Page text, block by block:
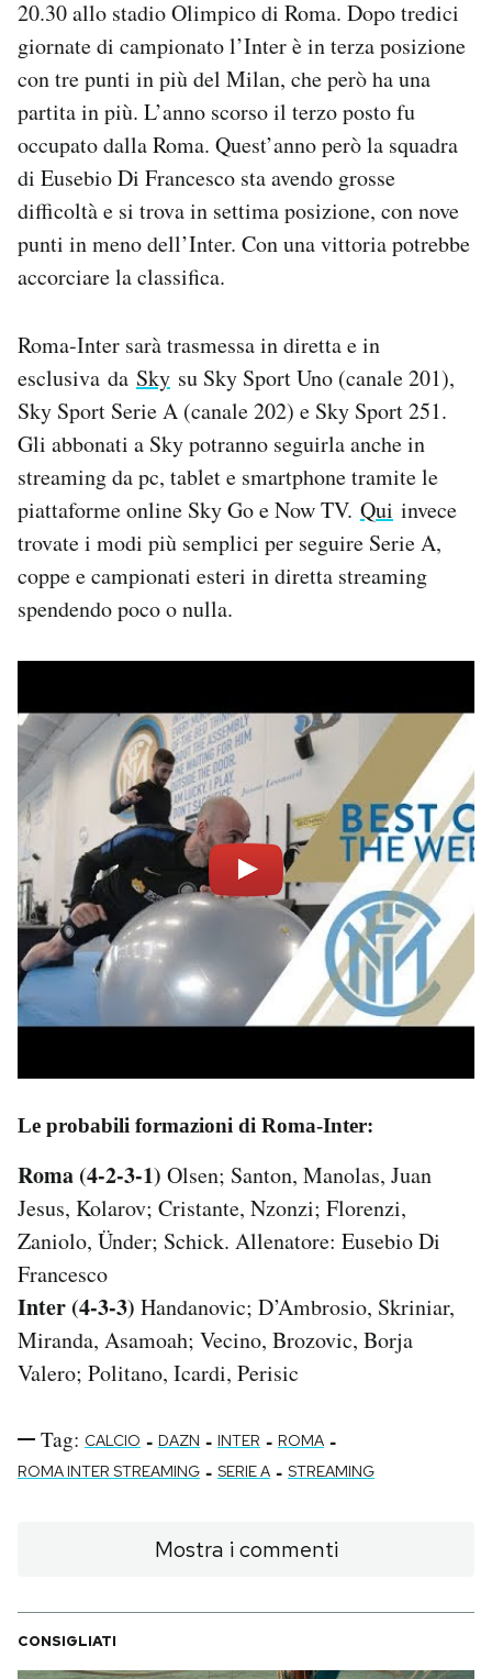
CALENDARIO
AREA PERSONALE
Newsletter
Notifiche mobile
Regala il Post
Hai bisogno di aiuto?
20.30 allo stadio Olimpico di Roma. Dopo tredici
giornate di campionato l’Inter è in terza posizione
con tre punti in più del Milan, che però ha una
partita in più. L’anno scorso il terzo posto fu
occupato dalla Roma. Quest’anno però la squadra
di Eusebio Di Francesco sta avendo grosse
difficoltà e si trova in settima posizione, con nove
punti in meno dell’Inter. Con una vittoria potrebbe
accorciare la classifica.
Roma-Inter sarà trasmessa in diretta e in
esclusiva da Sky su Sky Sport Uno (canale 201),
Sky Sport Serie A (canale 202) e Sky Sport 251.
Gli abbonati a Sky potranno seguirla anche in
streaming da pc, tablet e smartphone tramite le
piattaforme online Sky Go e Now TV. Qui invece
trovate i modi più semplici per seguire Serie A,
coppe e campionati esteri in diretta streaming
spendendo poco o nulla.
Le probabili formazioni di Roma-Inter:
Roma (4-2-3-1) Olsen; Santon, Manolas, Juan
Jesus, Kolarov; Cristante, Nzonzi; Florenzi,
Zaniolo, Ünder; Schick. Allenatore: Eusebio Di
Francesco
Inter (4-3-3) Handanovic; D’Ambrosio, Skriniar,
Miranda, Asamoah; Vecino, Brozovic, Borja
Valero; Politano, Icardi, Perisic
Tag: CALCIO - DAZN - INTER - ROMA -
ROMA INTER STREAMING - SERIE A - STREAMING
Mostra i commenti
CONSIGLIATI